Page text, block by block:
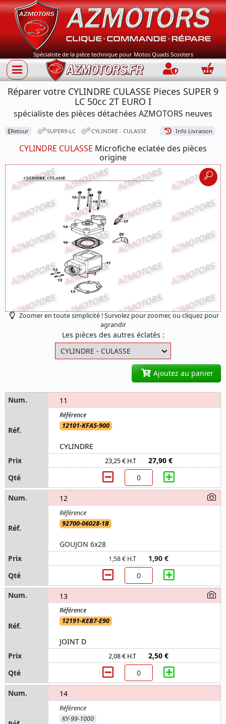
Spécialiste de la pièce technique pour Motos Quads Scooters
Connection
Réparer votre CYLINDRE CULASSE Pieces SUPER 9
LC 50cc 2T EURO I
spécialiste des pièces détachées AZMOTORS neuves
⟪Retour SUPER9-LC CYLINDRE - CULASSE Info Livraison
CYLINDRE CULASSE Microfiche eclatée des pièces
origine
Zoomer en toute simplicité ! Survolez pour zoomer, ou cliquez pour
agrandir
Les pièces des autres éclatés :
Ajoutez au panier
11
12101-KFA5-900
CYLINDRE
23,25 € H.T 27,90 €
12
92700-06028-1B
GOUJON 6x28
1,58 € H.T 1,90 €
13
12191-KEB7-E90
JOINT D
2,08 € H.T 2,50 €
14
KY-99-1000